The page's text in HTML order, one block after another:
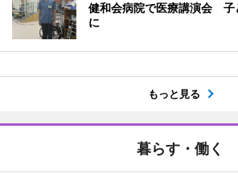
健和会病院で医療講演会 子
に
もっと見る
暮らす・働く